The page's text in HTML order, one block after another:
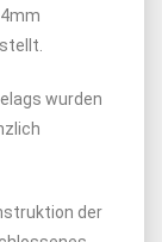
wurden
der